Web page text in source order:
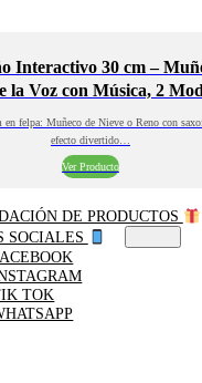
Interactivo 30 cm –
la Voz con Música, 2
en felpa: Muñeco de Nieve o Reno con
efecto divertido…
Ver Producto
DE PRODUCTOS
SOCIALES
TOK